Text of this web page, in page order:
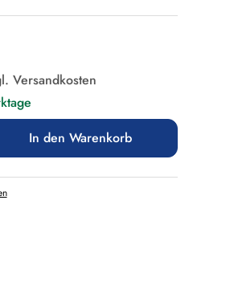
Versandkosten
Gib den gewünschten
In den Warenkorb